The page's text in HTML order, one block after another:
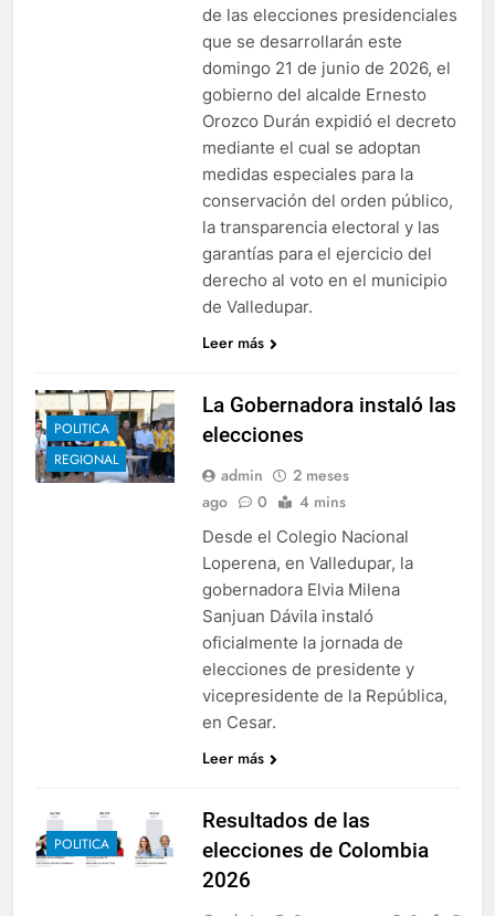
de las elecciones presidenciales
que se desarrollarán este
domingo 21 de junio de 2026, el
gobierno del alcalde Ernesto
Orozco Durán expidió el decreto
mediante el cual se adoptan
medidas especiales para la
conservación del orden público,
la transparencia electoral y las
garantías para el ejercicio del
derecho al voto en el municipio
de Valledupar.
Leer más
POLITICA
REGIONAL
La Gobernadora instaló las
elecciones
admin
2 meses
ago
0 4 mins
Desde el Colegio Nacional
Loperena, en Valledupar, la
gobernadora Elvia Milena
Sanjuan Dávila instaló
oficialmente la jornada de
elecciones de presidente y
vicepresidente de la República,
en Cesar.
Leer más
POLITICA
Resultados de las
elecciones de Colombia
2026